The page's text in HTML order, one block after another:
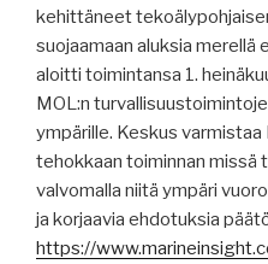
kehittäneet
suojaamaan aluksia merellä
aloitti toimintansa 1.
MOL:n
ympärille. Keskus varmistaa
tehokkaan toiminnan missä
valvomalla niitä ympäri
ja korjaavia ehdotuksia
https://